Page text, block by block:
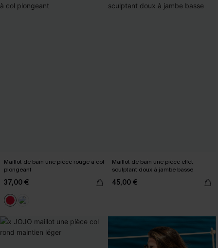
Maillot de bain une pièce rouge à col
plongeant
37,00 €
Maillot de bain une pièce effet
sculptant doux à jambe basse
45,00 €